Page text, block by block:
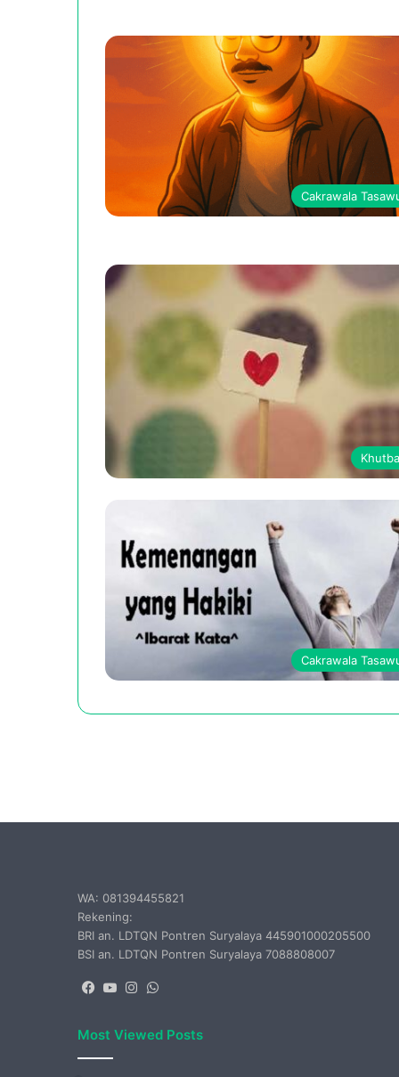
Cakrawala
Cakrawala
WA: 081394455821
Rekening:
BRI an. LDTQN Pontren Suryalaya 445901000205500
BSI an. LDTQN Pontren Suryalaya 7088808007
Facebook
YouTubeInstagram
Most Viewed Posts